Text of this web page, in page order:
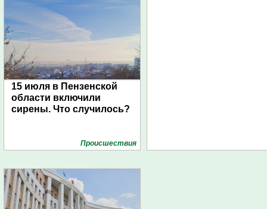
15 июля в Пензенской
области включили
сирены. Что случилось?
Проиcшествия